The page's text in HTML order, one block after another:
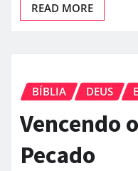
READ MORE
BÍBLIA DEUS
Vencendo
Pecado